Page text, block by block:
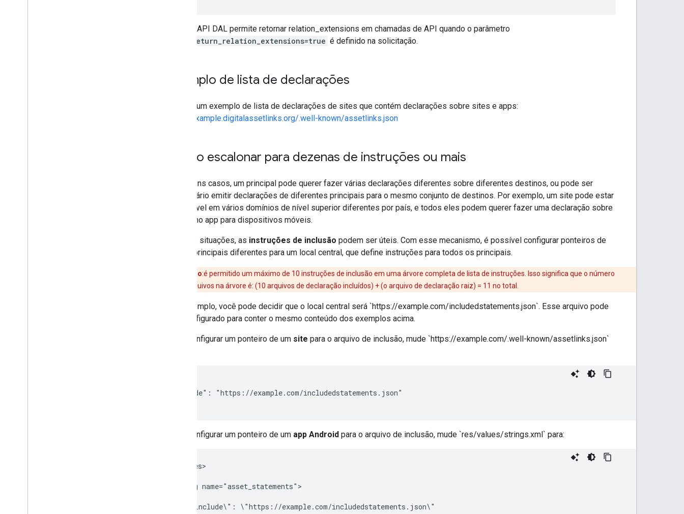
A API DAL permite retornar relation_extensions em chamadas de API quando o parâmetro
return_relation_extensions=true é definido na solicitação.
Exemplo de lista de declarações
Confira um exemplo de lista de declarações de sites que contém declarações sobre sites e apps:
http://example.digitalassetlinks.org/.well-known/assetlinks.json
Como escalonar para dezenas de instruções ou mais
Em alguns casos, um principal pode querer fazer várias declarações diferentes sobre diferentes destinos, ou pode ser
necessário emitir declarações de diferentes principais para o mesmo conjunto de destinos. Por exemplo, um site pode estar
disponível em vários domínios de nível superior diferentes por país, e todos eles podem querer fazer uma declaração sobre
o mesmo app para dispositivos móveis.
Nessas situações, as instruções de inclusão podem ser úteis. Com esse mecanismo, é possível configurar ponteiros de
vários principais diferentes para um local central, que define instruções para todos os principais.
Observação:é permitido um máximo de 10 instruções de inclusão em uma árvore completa de lista de instruções. Isso significa que o número
máximo de arquivos na árvore é: (10 arquivos de declaração incluídos) + (o arquivo de declaração raiz) = 11 no total.
Por exemplo, você pode decidir que o local central será `https://example.com/includedstatements.json`. Esse arquivo pode
ser configurado para conter o mesmo conteúdo dos exemplos acima.
Para configurar um ponteiro de um site para o arquivo de inclusão, mude `https://example.com/.well-known/assetlinks.json`
  "include": "https://example.com/includedstatements.json"
Para configurar um ponteiro de um app Android para o arquivo de inclusão, mude `res/values/strings.xml` para:
<resources>
  <string name="asset_statements">
      \"include\": \"https://example.com/includedstatements.json\"